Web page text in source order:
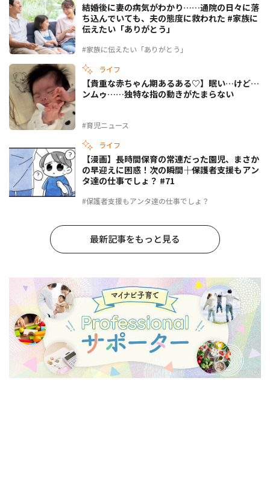
#家族に伝えたい「ありがとう」
結婚後に妻の病気がわかり……通院の日々に落
ち込んでいても、夫の態度に救われた #家族に
伝えたい「ありがとう」
ライフ
#育児ニュース
【貴重な赤ちゃん期あるある♡】眠い…けど…
ンムゥ……独特な指の動きがたまらない
ライフ
#保護者支援もアンタ達の仕事でしょ？
【漫画】長時間保育の常連だった園児、まさか
の早迎えに困惑！次の瞬間――｜保護者支援もアン
タ達の仕事でしょ？ #71
最新記事をもっと見る